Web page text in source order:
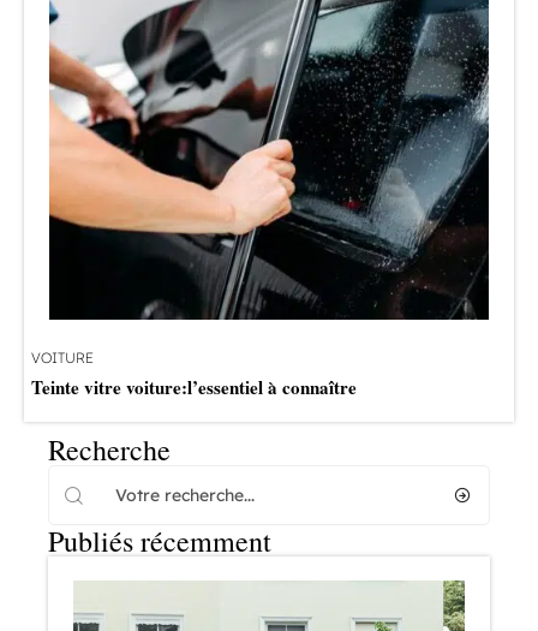
VOITURE
Teinte vitre voiture:l’essentiel à connaître
Recherche
Publiés récemment